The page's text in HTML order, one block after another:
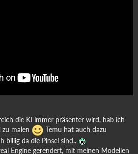
die KI immer präsenter wird, hab ich
malen
Temu hat auch dazu
billig da die Pinsel sind..
Engine gerendert, mit meinen Modellen